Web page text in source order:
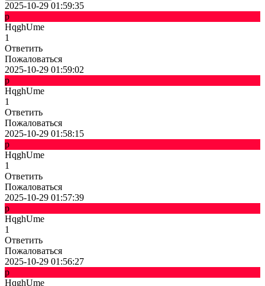
2025-10-29 01:59:35
p
HqghUme
1
Ответить
Пожаловаться
2025-10-29 01:59:02
p
HqghUme
1
Ответить
Пожаловаться
2025-10-29 01:58:15
p
HqghUme
1
Ответить
Пожаловаться
2025-10-29 01:57:39
p
HqghUme
1
Ответить
Пожаловаться
2025-10-29 01:56:27
p
HqghUme